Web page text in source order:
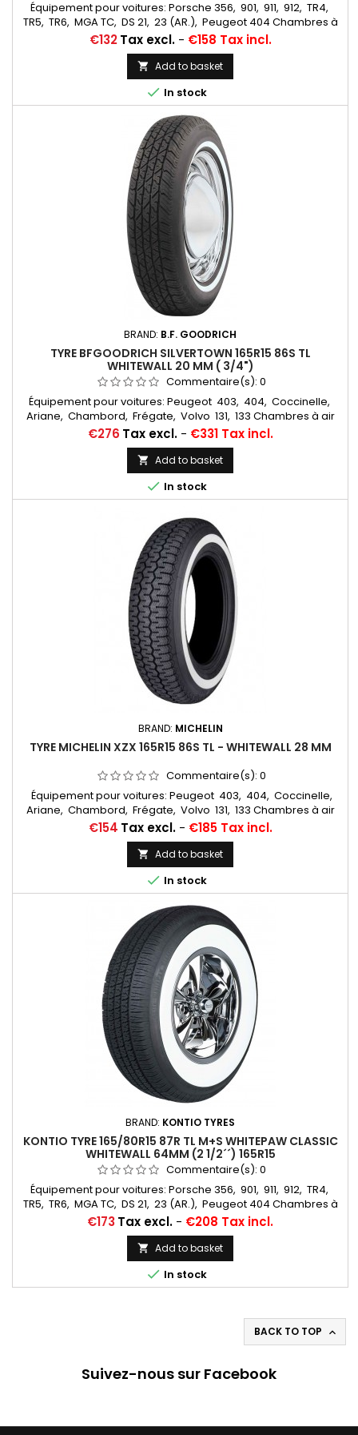
Équipement pour voitures: Porsche 356, 901, 911, 912, TR4,
TR5, TR6, MGA TC, DS 21, 23 (AR.), Peugeot 404 Chambres à
air conseillées: 145/155/165/500/560/185/70X15 Michelin valve
oblique Caoutchouc (15E13) Autres appellations: 165R15,
165HR15, 165/80R15, 165x15, 165-15, 165 80 15, 165/80-15, 165 15,
165*15, 165-380, 165x380, 165/15, 165*15
Price
€132 Tax excl.- €158 Tax incl.
 Add to basket
 In stock
BRAND: B.F. GOODRICH
TYRE BFGOODRICH SILVERTOWN 165R15 86S TL
WHITEWALL 20 MM ( 3/4")
Commentaire(s): 0
Équipement pour voitures: Peugeot 403, 404, Coccinelle,
Ariane, Chambord, Frégate, Volvo 131, 133 Chambres à air
conseillée: 145/155/165/500/560/185/70x15 MICHELIN VALVE
OBLIQUE CAOUTCHOUC (15E13) (CC3401) Autres appellations:
165R15, 165SR15, 165/80R15, 165x15, 165-15, 165 80 15, 165/80-15,
165 15, 165*15, 165-380, 165x380, 165/15, 165*15
Price
€276 Tax excl.- €331 Tax incl.
 Add to basket
 In stock
BRAND: MICHELIN
TYRE MICHELIN XZX 165R15 86S TL - WHITEWALL 28 MM
Commentaire(s): 0
Équipement pour voitures: Peugeot 403, 404, Coccinelle,
Ariane, Chambord, Frégate, Volvo 131, 133 Chambres à air
conseillée: 145/155/165/500/560/185/70x15 MICHELIN VALVE
OBLIQUE CAOUTCHOUC (15E13) (CC3401) Autres appellations:
165R15, 165SR15, 165/80R15, 165x15, 165-15, 165 80 15, 165/80-15,
165 15, 165*15, 165-380, 165x380, 165/15, 165*15
Price
€154 Tax excl.- €185 Tax incl.
 Add to basket
 In stock
BRAND: KONTIO TYRES
KONTIO TYRE 165/80R15 87R TL M+S WHITEPAW CLASSIC
WHITEWALL 64MM (2 1/2´´) 165R15
Commentaire(s): 0
Équipement pour voitures: Porsche 356, 901, 911, 912, TR4,
TR5, TR6, MGA TC, DS 21, 23 (AR.), Peugeot 404 Chambres à
air conseillées: 145/155/165/500/560/185/70X15 Michelin valve
oblique Caoutchouc (15E13) Autres appellations: 165R15,
165HR15, 165/80R15, 165x15, 165-15, 165 80 15, 165/80-15, 165 15,
165*15, 165-380, 165x380, 165/15, 165*15...
Price
€173 Tax excl. - €208 Tax incl.
 Add to basket
 In stock
BACK TO TOP 
Suivez-nous sur Facebook